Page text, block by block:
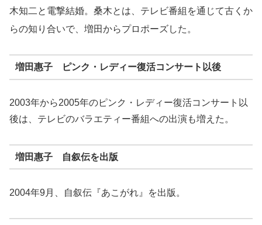
木知二と電撃結婚。桑木とは、テレビ番組を通じて古くか
らの知り合いで、増田からプロポーズした。
増田惠子 ピンク・レディー復活コンサート以後
2003年から2005年のピンク・レディー復活コンサート以
後は、テレビのバラエティー番組への出演も増えた。
増田惠子 自叙伝を出版
2004年9月、自叙伝『あこがれ』を出版。